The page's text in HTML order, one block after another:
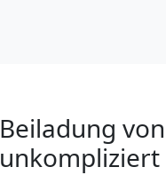
Beiladung
unkompliziert